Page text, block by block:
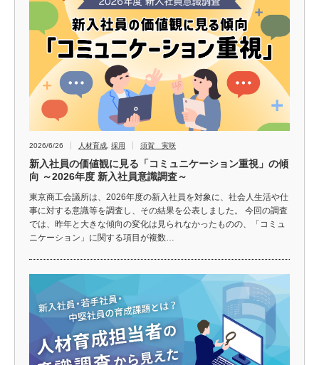
2026/6/26 人材育成 採用 須賀 実咲
新入社員の価値観に見る「コミュニケーション重視」の傾
向 ～2026年度 新入社員意識調査～
東京商工会議所は、2026年度の新入社員を対象に、社会人生活や仕
事に対する意識等を調査し、その結果を公表しました。 今回の調査
では、昨年と大きな傾向の変化は見られなかったものの、「コミュ
ニケーション」に関する項目が複数…